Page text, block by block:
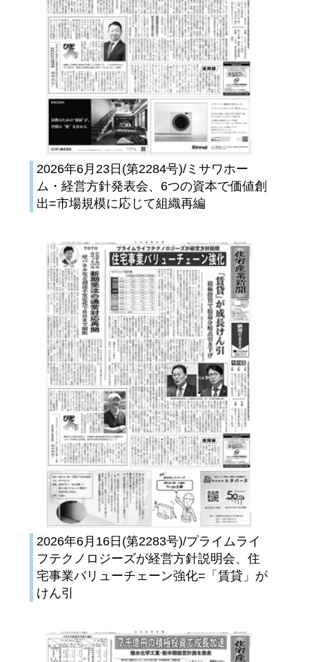
2026年6月23日(第2284号)/ミサワホー
ム・経営方針発表会、6つの資本で価値創
出=市場規模に応じて組織再編
2026年6月16日(第2283号)/プライムライ
フテクノロジーズが経営方針説明会、住
宅事業バリューチェーン強化=「賃貸」が
けん引